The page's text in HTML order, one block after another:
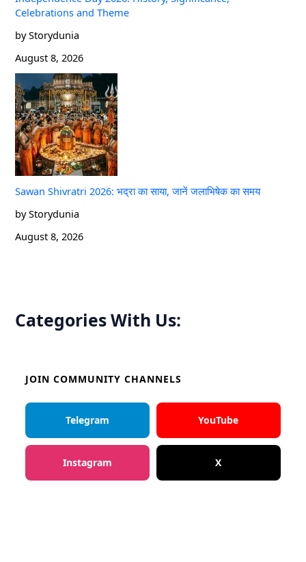
Celebrations and Theme
by Storydunia
August 8, 2026
Sawan Shivratri 2026: भद्रा का साया, जानें जलाभिषेक का समय
by Storydunia
August 8, 2026
Categories With Us:
JOIN COMMUNITY CHANNELS
Telegram YouTube
Instagram X